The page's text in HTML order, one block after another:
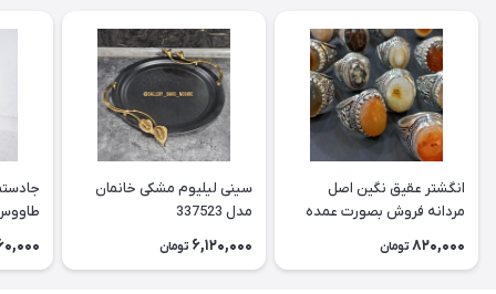
انگشتر عقیق نگین اصل
مردانه فروش بصورت عمده
3عدد هست فروش بصورت
820,000 تومان
سینی لیلیوم مشکی خانمان
مدل 337523
6,120,000 تومان